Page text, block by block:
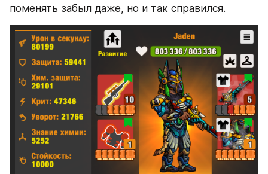
поменять забыл даже, но и так справился.